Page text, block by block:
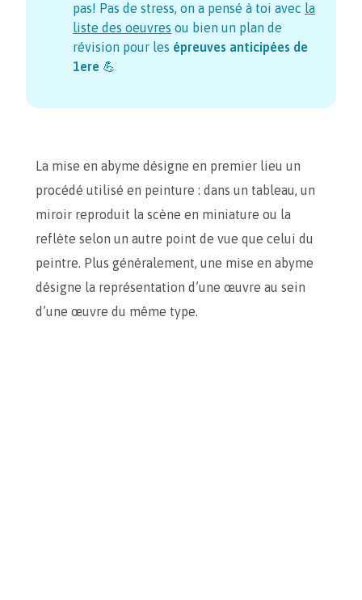
pas! Pas de stress, on a pensé à toi avec la
liste des oeuvres ou bien un plan de
révision pour les épreuves anticipées de
1ere 💪
La mise en abyme désigne en premier lieu un
procédé utilisé en peinture : dans un tableau, un
miroir reproduit la scène en miniature ou la
reflète selon un autre point de vue que celui du
peintre. Plus généralement, une mise en abyme
désigne la représentation d’une œuvre au sein
d’une œuvre du même type.